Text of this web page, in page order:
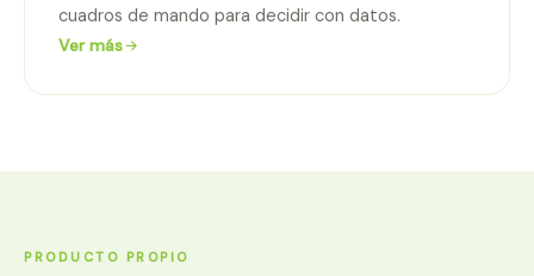
cuadros de mando para decidir con datos.
Ver más
PRODUCTO PROPIO